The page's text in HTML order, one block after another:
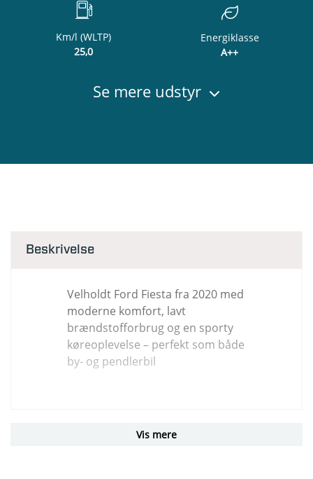
Km/l (WLTP)
25,0
Energiklasse
A++
Se mere udstyr
Beskrivelse
Velholdt Ford Fiesta fra 2020 med
moderne komfort, lavt
brændstofforbrug og en sporty
køreoplevelse – perfekt som både
by- og pendlerbil
Vis mere